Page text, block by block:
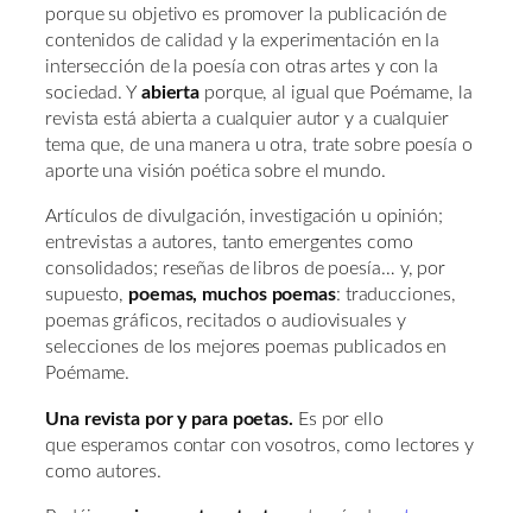
porque su objetivo es promover la publicación de
contenidos de calidad y la experimentación en la
intersección de la poesía con otras artes y con la
sociedad. Yabierta porque, al igual que Poémame, la
revista está abierta a cualquier autor y a cualquier
tema que, de una manera u otra, trate sobre poesía o
aporte una visión poética sobre el mundo.
Artículos de divulgación, investigación u opinión;
entrevistas a autores, tanto emergentes como
consolidados; reseñas de libros de poesía… y, por
supuesto, poemas, muchos poemas: traducciones,
poemas gráficos, recitados o audiovisuales y
selecciones de los mejores poemas publicados en
Poémame.
Una revista por y para poetas. Es por ello
que esperamos contar con vosotros, como lectores y
como autores.